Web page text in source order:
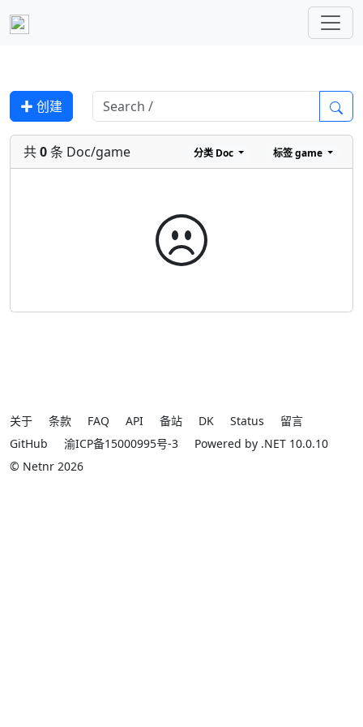
✚ 创建
共0条 Doc/game 分类 Doc 标签game
关于 条款 FAQ API 备站 DK Status
留言
GitHub
渝ICP备15000995号-3
Powered by .NET 10.0.10
© Netnr 2026